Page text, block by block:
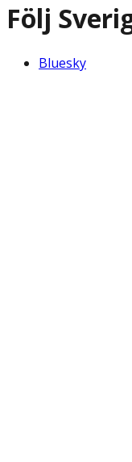
Följ
Bluesky